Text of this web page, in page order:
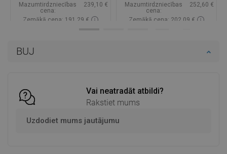
BUJ
Vai neatradāt atbildi?
Rakstiet mums
Uzdodiet mums jautājumu
Mazumtirdzniecības
cena:
239,10 €
Zemākā cena: 191,29 €
Mazumtirdzniecības
cena:
252,60 €
Zemākā cena: 202,09 €